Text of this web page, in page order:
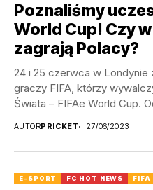
Poznaliśmy
World Cup! Czy
zagrają Polacy?
24 i 25 czerwca w Londynie
graczy FIFA, którzy
Świata – FIFAe World Cup.
AUTORPRICKET 27/06/2023
E-SPORT FC HOT NEWS FIFA